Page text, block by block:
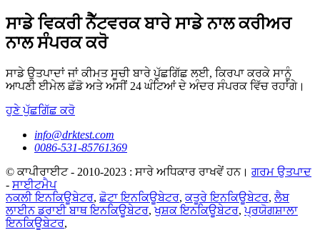
ਸਾਡੇ ਵਿਕਰੀ ਨੈੱਟਵਰਕ ਬਾਰੇ ਸਾਡੇ ਨਾਲ ਕਰੀਅਰ
ਨਾਲ ਸੰਪਰਕ ਕਰੋ
ਸਾਡੇ ਉਤਪਾਦਾਂ ਜਾਂ ਕੀਮਤ ਸੂਚੀ ਬਾਰੇ ਪੁੱਛਗਿੱਛ ਲਈ, ਕਿਰਪਾ ਕਰਕੇ ਸਾਨੂੰ
ਆਪਣੀ ਈਮੇਲ ਛੱਡੋ ਅਤੇ ਅਸੀਂ 24 ਘੰਟਿਆਂ ਦੇ ਅੰਦਰ ਸੰਪਰਕ ਵਿੱਚ ਰਹਾਂਗੇ।
ਹੁਣੇ ਪੁੱਛਗਿੱਛ ਕਰੋ
info@drktest.com
0086-531-85761369
© ਕਾਪੀਰਾਈਟ - 2010-2023 : ਸਾਰੇ ਅਧਿਕਾਰ ਰਾਖਵੇਂ ਹਨ। ਗਰਮ ਉਤਪਾਦ
- ਸਾਈਟਮੈਪ
ਨਕਲੀ ਇਨਕਿਊਬੇਟਰ,ਛੋਟਾ ਇਨਕਿਊਬੇਟਰ,ਕਤੂਰੇ ਇਨਕਿਊਬੇਟਰ,ਲੈਬ
ਲਾਈਨ ਡਰਾਈ ਬਾਥ ਇਨਕਿਊਬੇਟਰ,ਖੁਸ਼ਕ ਇਨਕਿਊਬੇਟਰ,ਪ੍ਰਯੋਗਸ਼ਾਲਾ
ਇਨਕਿਊਬੇਟਰ,